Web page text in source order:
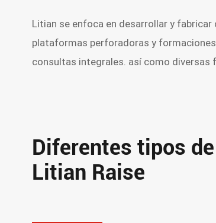
Litian se enfoca en desarrollar y
plataformas perforadoras y
consultas integrales. así como diversas
Diferentes tipos
Litian Raise